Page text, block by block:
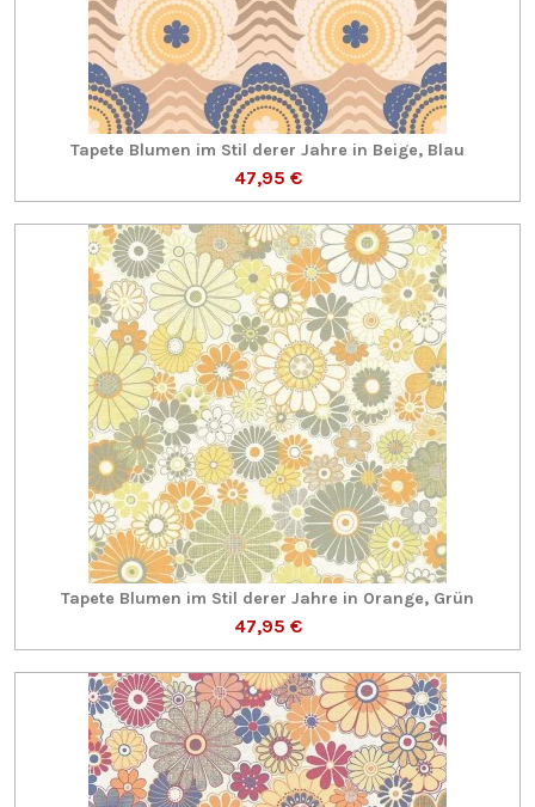
Tapete Blumen im Stil derer Jahre in Beige, Blau
47,95 €
Tapete Blumen im Stil derer Jahre in Orange, Grün
47,95 €